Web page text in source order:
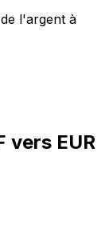
l'argent à
vers EUR